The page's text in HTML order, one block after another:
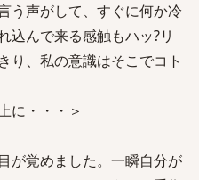
う声がして、すぐに何か冷
込んで来る感触もハッ?リ
り、私の意識はそこでコト
に・・・＞
が覚めました。一瞬自分が